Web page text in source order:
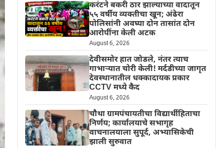
करंटने बकरी ठार झाल्याच्या वादातून
५५ वर्षीय व्यक्तीचा खून; अंढेरा
पोलिसांनी अवघ्या दोन तासांत दोन
आरोपींना केली अटक
August 6, 2026
देवीसमोर हात जोडले, नंतर त्याच
गाभाऱ्यात चोरी केली! मर्दडीच्या जागृत
देवस्थानातील धक्कादायक प्रकार
CCTV मध्ये कैद
August 6, 2026
चौथा ग्रामपंचायतीचा विद्यार्थीहिताचा
निर्णय; कार्यालयाचे सभागृह
वाचनालयाला सुपूर्द, अभ्यासिकेची
झाली सुरुवात